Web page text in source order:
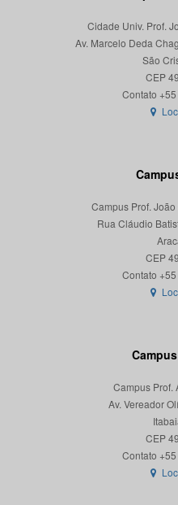
Cidade Univ. Prof.
Av. Marcelo Deda
São
CEP
Campus Prof.
Rua Cláudio
CEP
Campus Prof.
Av. Vereador
CEP